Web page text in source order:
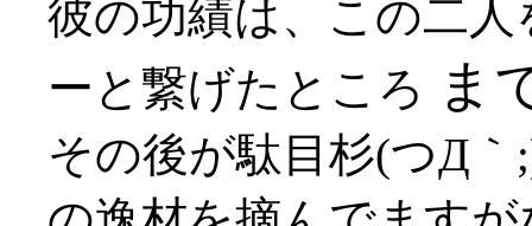
彼の功績は、この二
ーと繋げたところ ま
その後が駄目杉(つД